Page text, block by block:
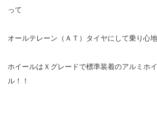
って
オールテレーン（ＡＴ）タイヤにして乗り心
ホイールはＸグレードで標準装着のアルミホ
ル！！